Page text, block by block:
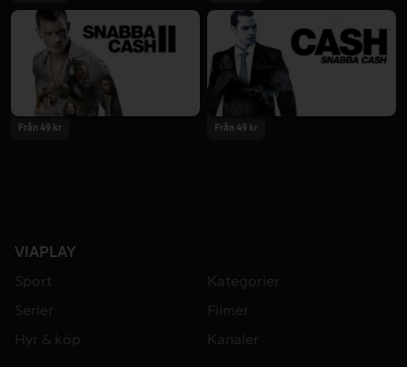
Från 49 kr Från 49 kr
VIAPLAY
Sport
Kategorier
Serier
Filmer
Hyr & köp
Kanaler